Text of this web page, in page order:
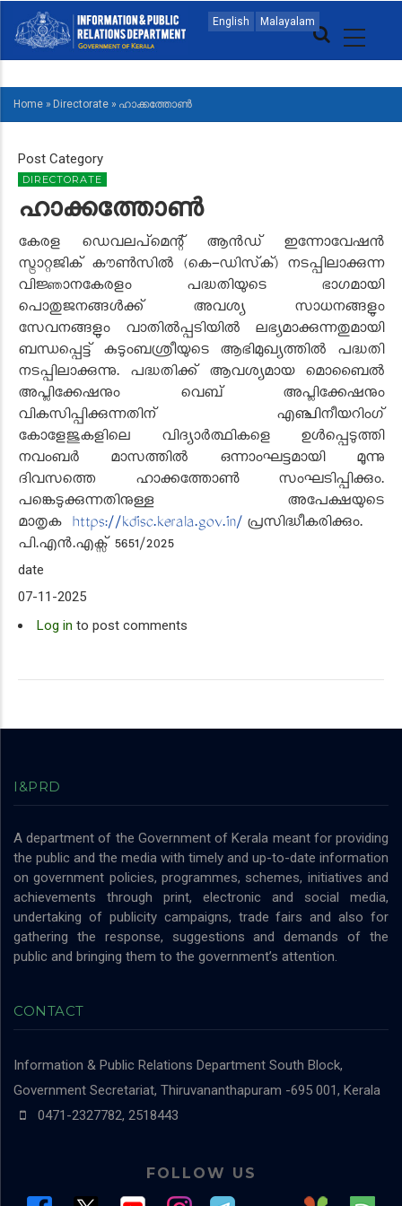
main
English Malayalam
MAIN
NAVIGATION
ENGLISH
BREADCRUMB
Home » Directorate » ഹാക്കത്തോൺ
Post Category
DIRECTORATE
ഹാക്കത്തോൺ
കേരള ഡെവലപ്‌മെന്റ് ആൻഡ് ഇന്നോവേഷൻ
സ്ട്രാറ്റജിക് കൗൺസിൽ (കെ-ഡിസ്‌ക്) നടപ്പിലാക്കുന്ന
വിജ്ഞാനകേരളം പദ്ധതിയുടെ ഭാഗമായി
പൊതുജനങ്ങൾക്ക് അവശ്യ സാധനങ്ങളും
സേവനങ്ങളും വാതിൽപ്പടിയിൽ ലഭ്യമാക്കുന്നതുമായി
ബന്ധപ്പെട്ട് കുടുംബശ്രീയുടെ ആഭിമുഖ്യത്തിൽ പദ്ധതി
നടപ്പിലാക്കുന്നു. പദ്ധതിക്ക് ആവശ്യമായ മൊബൈൽ
അപ്ലിക്കേഷനും വെബ് അപ്ലിക്കേഷനും
വികസിപ്പിക്കുന്നതിന് എഞ്ചിനീയറിംഗ്
കോളേജുകളിലെ വിദ്യാർത്ഥികളെ ഉൾപ്പെടുത്തി
നവംബർ മാസത്തിൽ ഒന്നാംഘട്ടമായി മൂന്നു
ദിവസത്തെ ഹാക്കത്തോൺ സംഘടിപ്പിക്കും.
പങ്കെടുക്കുന്നതിനുള്ള അപേക്ഷയുടെ
മാതൃക https://kdisc.kerala.gov.in/ പ്രസിദ്ധീകരിക്കും.
പി.എൻ.എക്സ് 5651/2025
date
07-11-2025
Log in to post comments
I&PRD
A department of the Government of Kerala meant for providing
the public and the media with timely and up-to-date information
on government policies, programmes, schemes, initiatives and
achievements through print, electronic and social media,
undertaking of publicity campaigns, trade fairs and also for
gathering the response, suggestions and demands of the
public and bringing them to the government’s attention.
CONTACT
Information & Public Relations Department South Block,
Government Secretariat, Thiruvananthapuram -695 001, Kerala
0471-2327782, 2518443
FOLLOW US